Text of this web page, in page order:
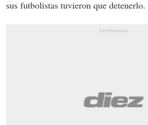
sus futbolistas tuvieron que detenerlo.